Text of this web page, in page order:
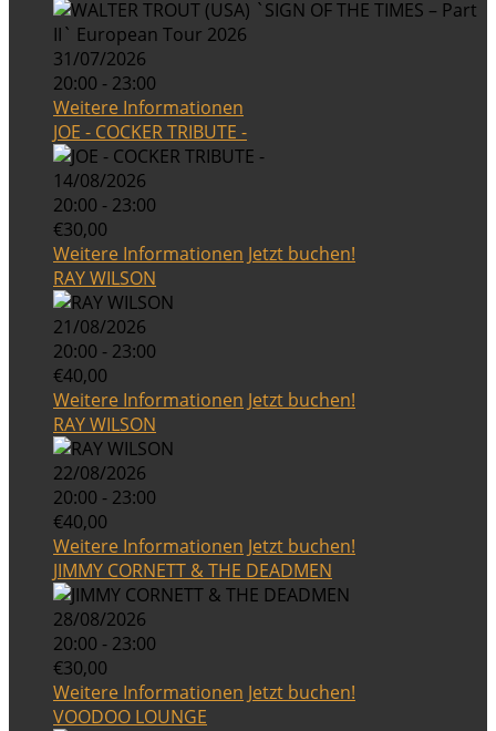
31/07/2026
20:00 - 23:00
Weitere Informationen
JOE - COCKER TRIBUTE -
14/08/2026
20:00 - 23:00
€30,00
Weitere Informationen Jetzt buchen!
RAY WILSON
21/08/2026
20:00 - 23:00
€40,00
Weitere Informationen Jetzt buchen!
RAY WILSON
22/08/2026
20:00 - 23:00
€40,00
Weitere Informationen Jetzt buchen!
JIMMY CORNETT & THE DEADMEN
28/08/2026
20:00 - 23:00
€30,00
Weitere Informationen Jetzt buchen!
VOODOO LOUNGE